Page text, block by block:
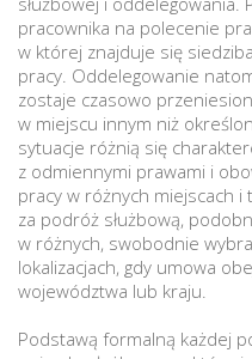
pracownika na polecenie
w której znajduje się
pracy. Oddelegowanie
zostaje czasowo
w miejscu innym niż
sytuacje różnią się
z odmiennymi prawami i
pracy w różnych miejscach
za podróż służbową,
w różnych, swobodnie
lokalizacjach, gdy umowa
województwa lub kraju.
Podstawą formalną każdej